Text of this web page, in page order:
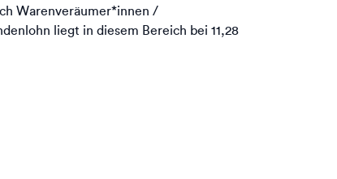
Warenveräumer*innen /
liegt in diesem Bereich bei 11,28